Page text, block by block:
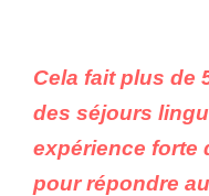
Cela fait plus de
des séjours
expérience forte
pour répondre